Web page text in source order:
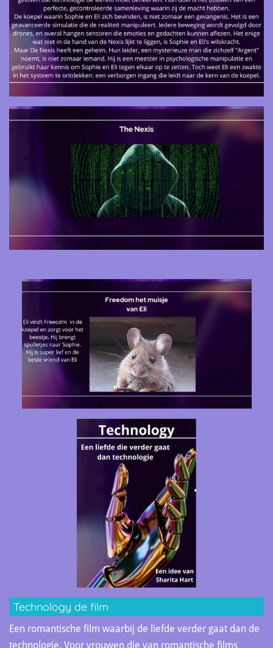
Technology de film
Een romantische film waarbij de liefde verder gaat dan de
technologie. Voor vrouwen die van romantische films